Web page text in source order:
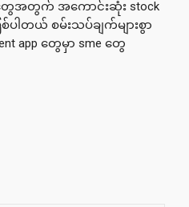
းတွေအတွက် အကောင်းဆုံး stock
ြစ်ပါတယ် စမ်းသပ်ချက်များစွာ
app တွေမှာ sme တွေ